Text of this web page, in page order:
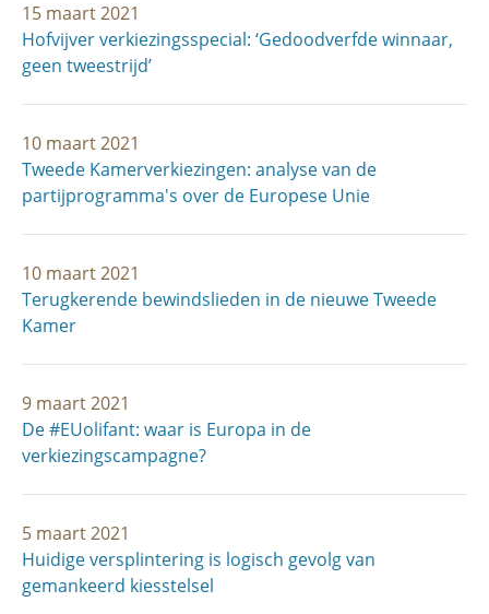
15 maart 2021
Hofvijver verkiezingsspecial: ‘Gedoodverfde winnaar,
geen tweestrijd’
10 maart 2021
Tweede Kamerverkiezingen: analyse van de
partijprogramma's over de Europese Unie
10 maart 2021
Terugkerende bewindslieden in de nieuwe Tweede
Kamer
9 maart 2021
De #EUolifant: waar is Europa in de
verkiezingscampagne?
5 maart 2021
Huidige versplintering is logisch gevolg van
gemankeerd kiesstelsel